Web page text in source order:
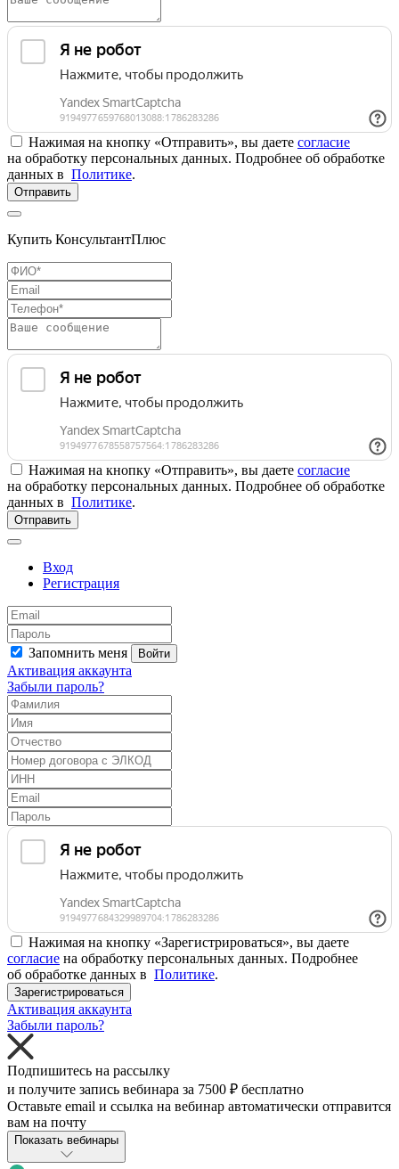
Нажимая на кнопку «Отправить», вы даете согласие
на обработку персональных данных. Подробнее об обработке
данных в Политике.
Отправить
Купить КонсультантПлюс
Нажимая на кнопку «Отправить», вы даете согласие
на обработку персональных данных. Подробнее об обработке
данных в Политике.
Отправить
Вход
Регистрация
Запомнить меня Войти
Активация аккаунта
Забыли пароль?
Нажимая на кнопку «Зарегистрироваться», вы даете
согласие на обработку персональных данных. Подробнее
об обработке данных в Политике.
Зарегистрироваться
Активация аккаунта
Забыли пароль?
Подпишитесь на рассылку
и получите запись вебинара за 7500 ₽ бесплатно
Оставьте email и ссылка на вебинар автоматически отправится
вам на почту
Показать вебинары